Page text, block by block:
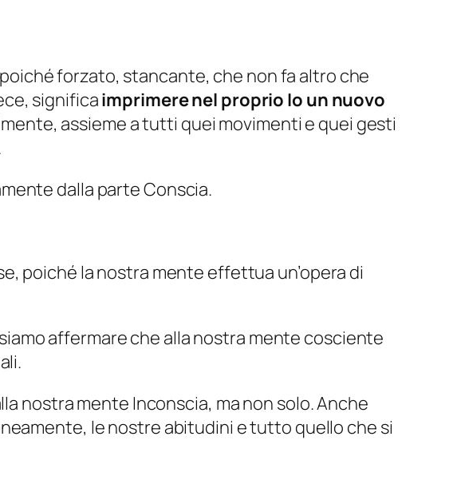
forzato, stancante, che non fa altro che
significaimprimere nel proprio Io un nuovo
assieme a tutti quei movimenti e quei gesti
dalla parte Conscia.
poiché la nostra mente effettua un’opera di
affermare che alla nostra mente cosciente
nostra mente Inconscia, ma non solo. Anche
le nostre abitudini e tutto quello che si